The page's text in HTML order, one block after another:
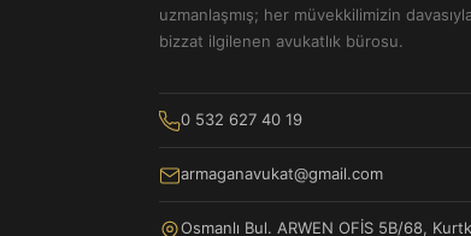
uzmanlaşmış; her müvekkilimizin
bizzat ilgilenen avukatlık bürosu.
0 532 627 40 19
armaganavukat@gmail.com
Osmanlı Bul. ARWEN OFİS 5B/68,